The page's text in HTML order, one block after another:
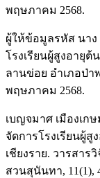
พฤษภาคม 2568.
ผู้ให้ข้อมูลรหัส นา
โรงเรียนผู้สูงอายุ
ลานข่อย อำเภอป่
พฤษภาคม 2568.
เบญจมาศ เมืองเก
จัดการโรงเรียนผู้
เชียงราย. วารสา
สวนสุนันทา, 11(1),